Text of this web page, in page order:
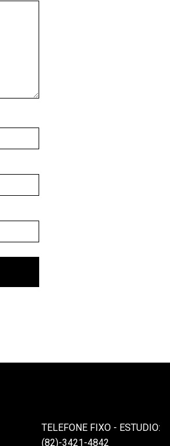
TELEFONE FIXO - ESTUDIO:
(82)-3421-4842